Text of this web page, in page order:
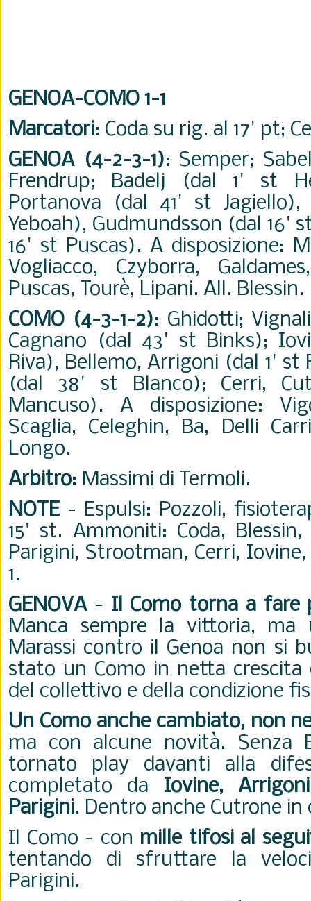
GENOA-COMO 1-1
Marcatori: Coda su rig. al 17' pt;
GENOA (4-2-3-1): Semper;
Frendrup; Badelj (dal 1' st
Portanova (dal 41' st
Yeboah), Gudmundsson (dal 16'
16' st Puscas). A disposizione:
Vogliacco, Czyborra,
Puscas, Tourè, Lipani. All. Blessin.
COMO (4-3-1-2): Ghidotti;
Cagnano (dal 43' st Binks);
Riva), Bellemo, Arrigoni (dal 1' st
(dal 38' st Blanco); Cerri,
Mancuso). A disposizione:
Scaglia, Celeghin, Ba, Delli
Longo.
Arbitro: Massimi di Termoli.
NOTE - Espulsi: Pozzoli,
15' st. Ammoniti: Coda, Blessin,
Parigini, Strootman, Cerri,
1.
GENOVA- Il Como torna a
Manca sempre la vittoria,
Marassi contro il Genoa non si
stato un Como in netta
del collettivo e della condizione
Un Como anche cambiato, non
ma con alcune novità. Senza
tornato play davanti alla
completato da Iovine, Arrigoni
Parigini. Dentro anche Cutrone
Il Como - con mille tifosi al
tentando di sfruttare la
Parigini.